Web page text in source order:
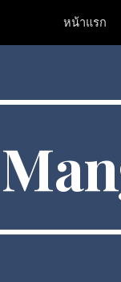
หน้าแรก